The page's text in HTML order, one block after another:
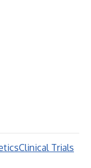
Clinical Trials